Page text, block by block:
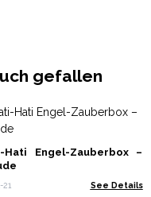
gefallen
Hati Engel-Zauberbox –
See Details